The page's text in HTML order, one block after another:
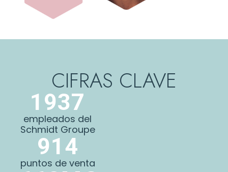
CIFRAS CLAVE
1937
empleados del
Schmidt Groupe
914
puntos de venta